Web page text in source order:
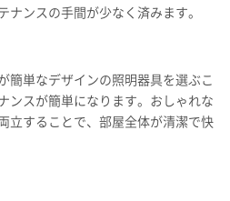
ナンスの手間が少なく済みます。
簡単なデザインの照明器具を選ぶこ
ンスが簡単になります。おしゃれな
立することで、部屋全体が清潔で快